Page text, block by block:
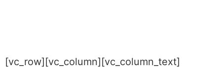
[vc_row][vc_column][vc_column_text]